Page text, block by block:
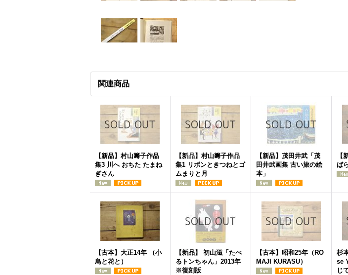
関連商品
【新品】村山籌子作品
集3 川へ おちた たまね
ぎさん
【新品】村山籌子作品
集1 リボンときつねとゴ
ムまりと月
【新品】茂田井武「茂
田井武画集 古い旅の絵
本」
【
ば
【古本】大正14年 （小
鳥と花と）
【新品】 初山滋「たべ
るトンちゃん」2013年
※復刻版
【古本】昭和25年（RO
MAJI KURASU）
杉
se
じ